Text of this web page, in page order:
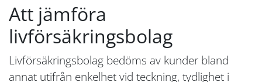
Att jämföra
livförsäkringsbolag
Livförsäkringsbolag bedöms av kunder bland
annat utifrån enkelhet vid teckning, tydlighet i